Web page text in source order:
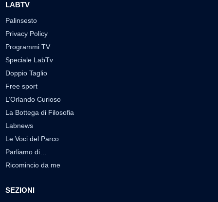
LABTV
Palinsesto
Privacy Policy
Programmi TV
Speciale LabTv
Doppio Taglio
Free sport
L’Orlando Curioso
La Bottega di Filosofia
Labnews
Le Voci del Parco
Parliamo di…
Ricomincio da me
SEZIONI